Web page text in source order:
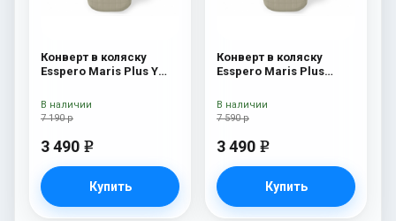
Конверт в коляску
Esspero Maris Plus Y
мех) Beige
7 190 р
3 490 e
Купить
В наличии
Конверт в коляску
Esspero Maris Plus
7 590 р
3 490 e
Купить
В наличии